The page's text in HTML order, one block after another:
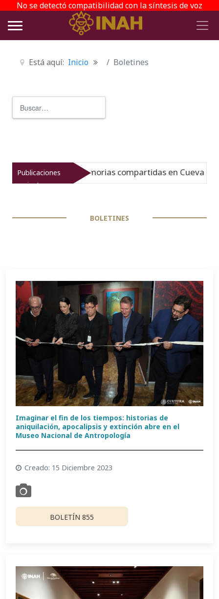
No se detectó compatibilidad con la síntesis de voz
Está aquí: Inicio Boletines
Publicaciones
recientes
en Cueva de las Monas Nuevo 07-08-26
BOLETINES
Imaginar el fin de los tiempos: historias de
aniquilación, apocalipsis y extinción abre en el
Museo Nacional de Antropología
Creado: 15 Diciembre 2023
BOLETÍN 855